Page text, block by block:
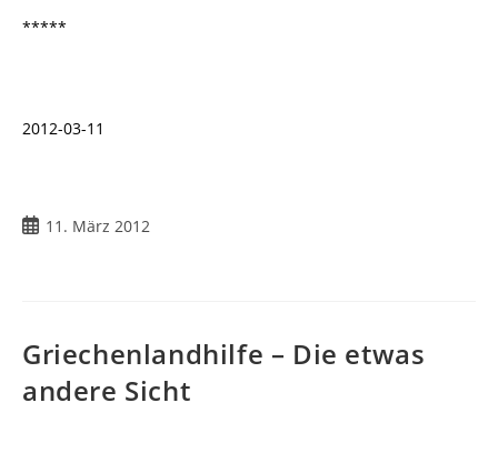
*****
2012-03-11
Beitrag11. März 2012
Griechenlandhilfe – Die etwas
andere Sicht